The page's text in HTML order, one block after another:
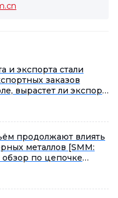
и экспорта стали
заказов
вырастет ли экспорт
продолжают влиять
металлов [SMM:
по цепочке